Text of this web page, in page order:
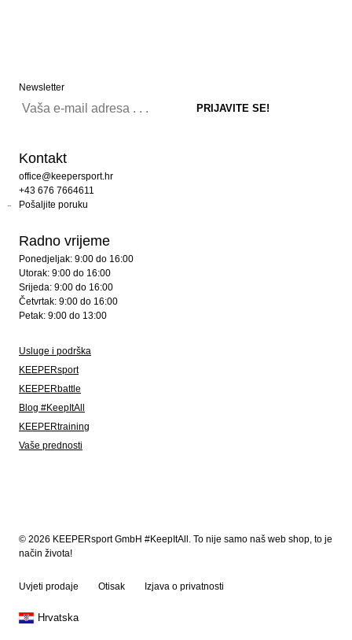
Newsletter
Kontakt
office@keepersport.hr
+43 676 7664611
Pošaljite poruku
Radno vrijeme
Ponedjeljak: 9:00 do 16:00
Utorak: 9:00 do 16:00
Srijeda: 9:00 do 16:00
Četvrtak: 9:00 do 16:00
Petak: 9:00 do 13:00
Usluge i podrška
KEEPERsport
KEEPERbattle
Blog #KeepItAll
KEEPERtraining
Vaše prednosti
© 2026 KEEPERsport GmbH #KeepItAll. To nije samo naš web shop, to je
način života!
Uvjeti prodaje Otisak Izjava o privatnosti
Hrvatska